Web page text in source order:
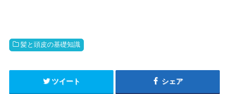
髪と頭皮の基礎知識
ツイート シェア